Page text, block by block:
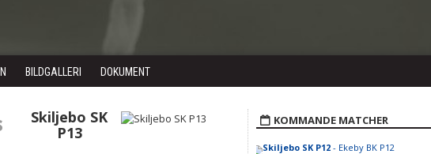
BILDGALLERI DOKUMENT
Skiljebo SK
P13
KOMMANDE MATCHER
Skiljebo SK P12- Ekeby BK P12